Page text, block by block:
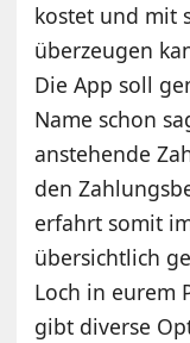
kostet und mit
überzeugen
Die App soll
Name schon
anstehende
den
erfahrt somit
übersichtlich
Loch in eurem
gibt diverse